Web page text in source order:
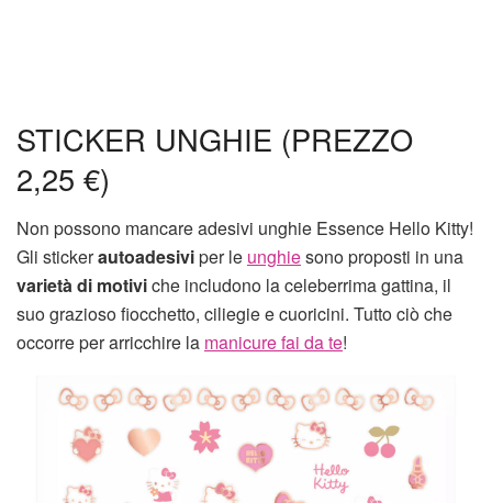
STICKER UNGHIE (PREZZO
2,25 €)
Non possono mancare adesivi unghie Essence Hello Kitty!
Gli stickerautoadesiviper le unghiesono proposti in una
varietà di motiviche includono la celeberrima gattina, il
suo grazioso fiocchetto, ciliegie e cuoricini. Tutto ciò che
occorre per arricchire la manicure fai da te!